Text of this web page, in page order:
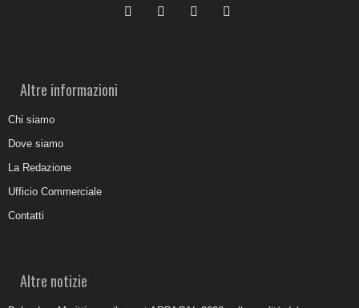
Altre informazioni
Chi siamo
Dove siamo
La Redazione
Ufficio Commerciale
Contatti
Altre notizie